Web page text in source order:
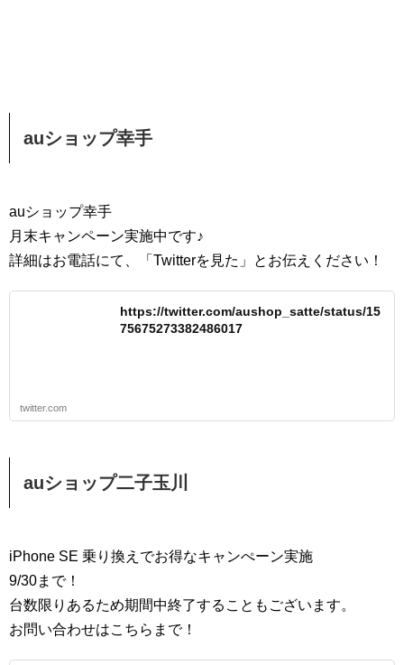
auショップ幸手
auショップ幸手
月末キャンペーン実施中です♪
詳細はお電話にて、「Twitterを見た」とお伝えください！
https://twitter.com/aushop_satte/status/15
75675273382486017
twitter.com
auショップ二子玉川
iPhone SE 乗り換えでお得なキャンぺーン実施
9/30まで！
台数限りあるため期間中終了することもございます。
お問い合わせはこちらまで！